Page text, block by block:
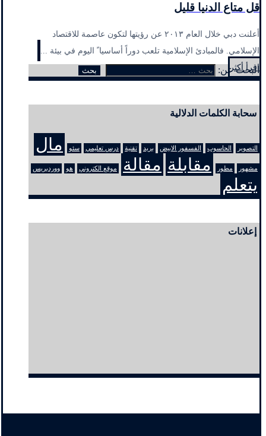
قل متاع الدنيا قليل
أعلنت دبي خلال العام ٢٠١٣ عن رؤيتها لتكون عاصمة للاقتصاد
الإسلامي. فالمبادئ الإسلامية تلعب دوراً أساسيا ً اليوم في بيئة ...
اقرأ أكثر
البحث عن:
سحابة الكلمات الدلالية
التصوير الحاسوب الفسفور الابيض بريد تقنية درس تعليمي سئو مال
مشهور مطور مقابلة مقالة موقع الكتروني هو ووردبريس
يتعلم
إعلانات